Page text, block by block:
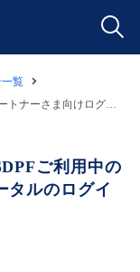
覧
（再度のご案内、追加・更新）SDPFご利用中のパートナーさま向けログインポータルのログイン方法および仕様変更について
ご利用中の
タルのログイ